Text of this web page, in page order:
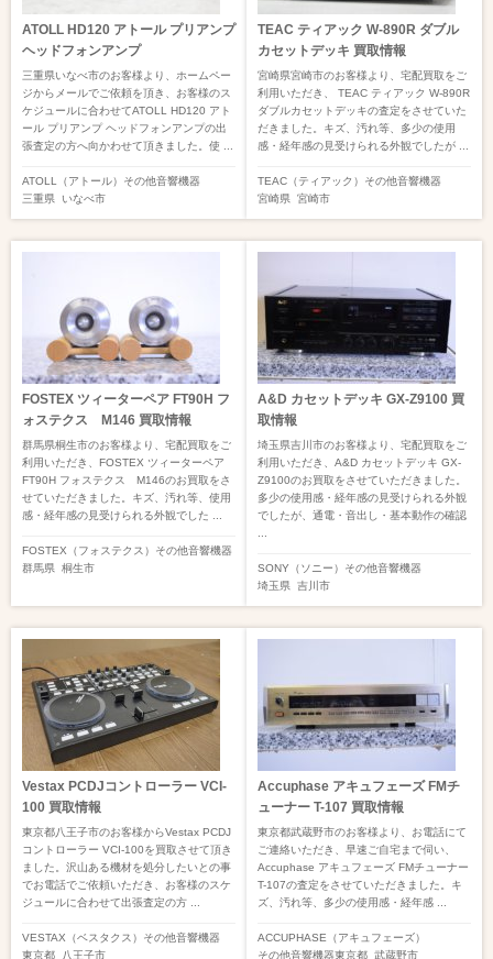
ATOLL HD120 アトール プリアンプ
ヘッドフォンアンプ
三重県いなべ市のお客様より、ホームペー
ジからメールでご依頼を頂き、お客様のス
ケジュールに合わせてATOLL HD120 アト
ール プリアンプ ヘッドフォンアンプの出
張査定の方へ向かわせて頂きました。使 ...
ATOLL（アトール） その他音響機器
三重県
いなべ市
TEAC ティアック W-890R ダブル
カセットデッキ 買取情報
宮崎県宮崎市のお客様より、宅配買取をご
利用いただき、 TEAC ティアック W-890R
ダブルカセットデッキの査定をさせていた
だきました。キズ、汚れ等、多少の使用
感・経年感の見受けられる外観でしたが ...
TEAC（ティアック） その他音響機器
宮崎県 宮崎市
FOSTEX ツィーターペア FT90H フ
ォステクス M146 買取情報
群馬県桐生市のお客様より、宅配買取をご
利用いただき、FOSTEX ツィーターペア
FT90H フォステクス M146のお買取をさ
せていただきました。キズ、汚れ等、使用
感・経年感の見受けられる外観でした ...
FOSTEX（フォステクス） その他音響機器
群馬県 桐生市
A&D カセットデッキ GX-Z9100 買
取情報
埼玉県吉川市のお客様より、宅配買取をご
利用いただき、A&D カセットデッキ GX-
Z9100のお買取をさせていただきました。
多少の使用感・経年感の見受けられる外観
でしたが、通電・音出し・基本動作の確認
SONY（ソニー） その他音響機器
埼玉県 吉川市
Vestax PCDJコントローラー VCI-
100 買取情報
東京都八王子市のお客様からVestax PCDJ
コントローラー VCI-100を買取させて頂き
ました。沢山ある機材を処分したいとの事
でお電話でご依頼いただき、お客様のスケ
ジュールに合わせて出張査定の方 ...
VESTAX（ベスタクス） その他音響機器
東京都
八王子市
Accuphase アキュフェーズ FMチ
ューナー T-107 買取情報
東京都武蔵野市のお客様より、お電話にて
ご連絡いただき、早速ご自宅まで伺い、
Accuphase アキュフェーズ FMチューナー
T-107の査定をさせていただきました。キ
ズ、汚れ等、多少の使用感・経年感 ...
ACCUPHASE（アキュフェーズ）
その他音響機器東京都 武蔵野市